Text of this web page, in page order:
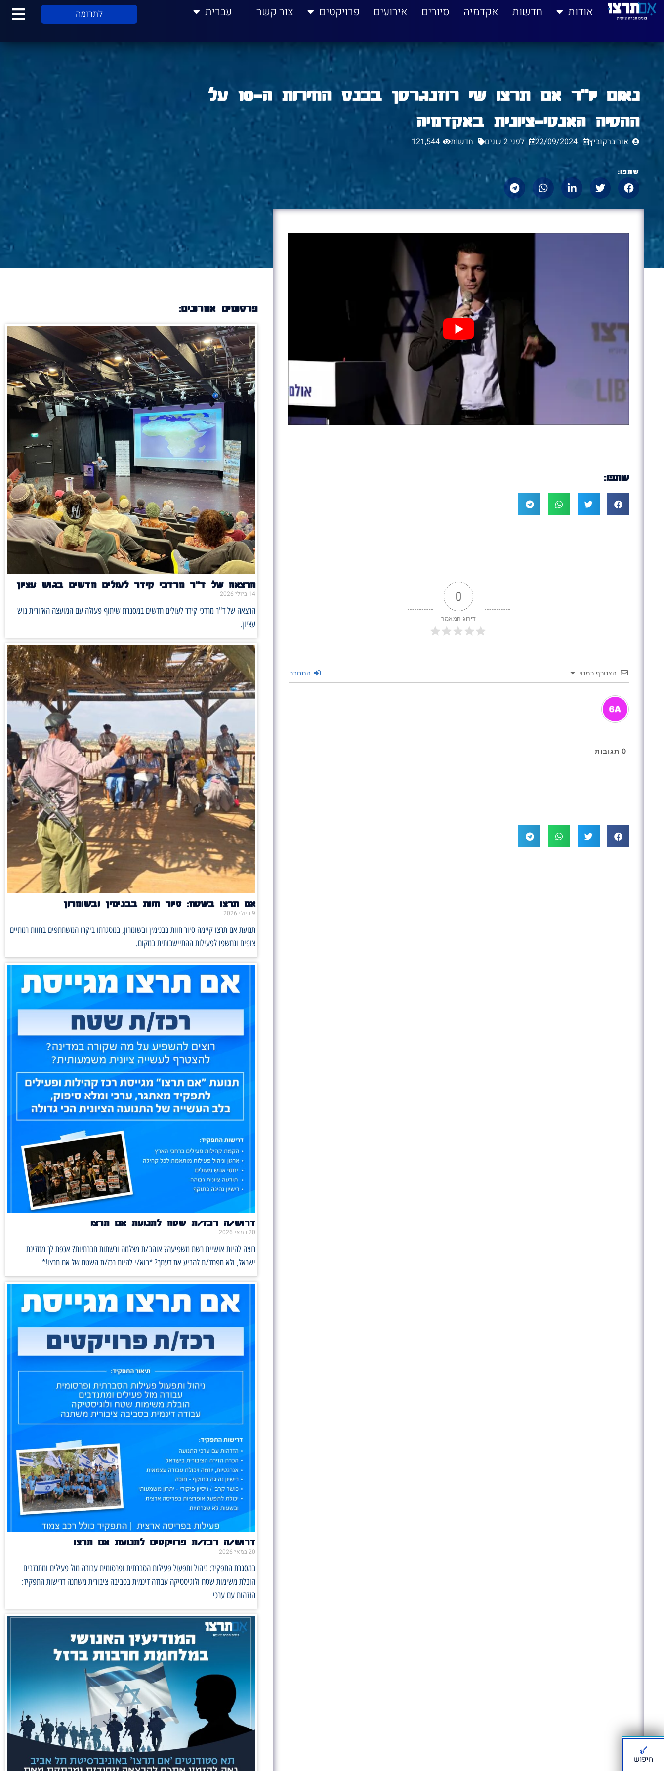
לתוכן אודות חדשות אקדמיה סיורים אירועים פרויקטים צור קשר עברית לתרומה
נאום יו"ר אם תרצו שי רוזנגרטן בכנס החירות ה-10 על
ההטיה האנטי-ציונית באקדמיה
אור ברקוביץ 22/09/2024 לפני 2 שנים חדשות 121,544
שתפו:
שתפו:
0
דירוג המאמר
הצטרף כמנוי התחבר
0 תגובות
פרסומים אחרונים:
הרצאה של ד"ר מרדכי קידר לעולים חדשים בגוש עציון
14 ביולי 2026
הרצאה של ד"ר מרדכי קידר לעולים חדשים במסגרת שיתוף פעולה עם המועצה האזורית גוש
עציון.
אם תרצו בשטח: סיור חוות בבנימין ובשומרון
9 ביולי 2026
תנועת אם תרצו קיימה סיור חוות בבנימין ובשומרון, במסגרתו ביקרו המשתתפים בחוות רמתיים
צופים ונחשפו לפעילות ההתיישבותית במקום.
דרוש/ה רכז/ת שטח לתנועת אם תרצו
20 במאי 2026
רוצה להיות אושיית רשת משפיעה? אוהב/ת מצלמה ורשתות חברתיות? אכפת לך ממדינת
ישראל, ולא מפחד/ת להביע את דעתך? *בוא/י להיות רכז/ת השטח של אם תרצו!*
דרוש/ה רכז/ת פרויקטים לתנועת אם תרצו
20 במאי 2026
במסגרת התפקיד: ניהול ותפעול פעילות הסברתית ופרסומית עבודה מול פעילים ומתנדבים
הובלת משימות שטח ולוגיסטיקה עבודה דינמית בסביבה ציבורית משתנה דרישות התפקיד:
הזדהות עם ערכי
חיפוש